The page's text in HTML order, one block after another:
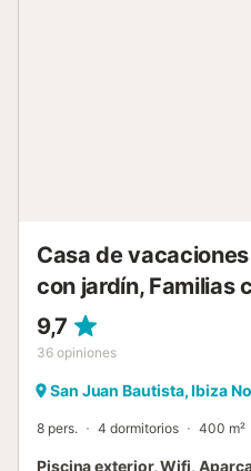
Casa de
con jardín, Familias
9,7
36 opiniones
San Juan Bautista, Ibiza
8 pers. 4 dormitorios 400 m²
Piscina exterior, Wifi,